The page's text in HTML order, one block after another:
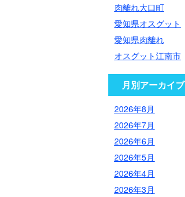
肉離れ大口町
愛知県オスグット
愛知県肉離れ
オスグット江南市
月別アーカイブ
2026年8月
2026年7月
2026年6月
2026年5月
2026年4月
2026年3月